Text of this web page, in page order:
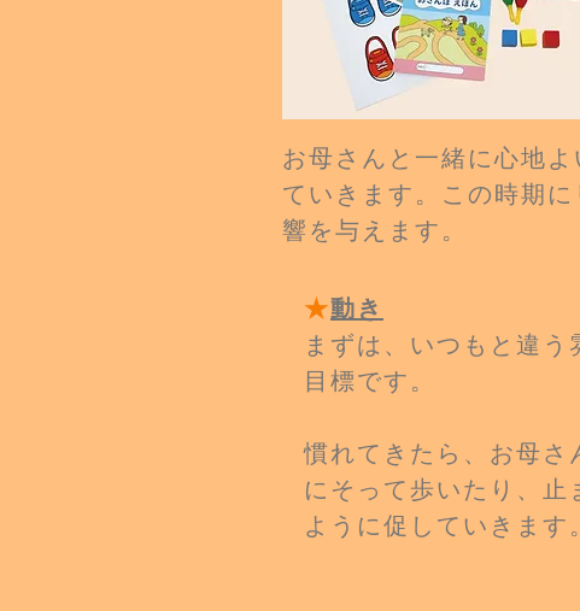
お母さんと一緒に心地よ
ていき ま す。この時期
響を与え
ます。
★動き
まずは、いつもと違
目標です。
慣れてきたら、お母さ
にそっ て歩いたり、止
ように促してい きます